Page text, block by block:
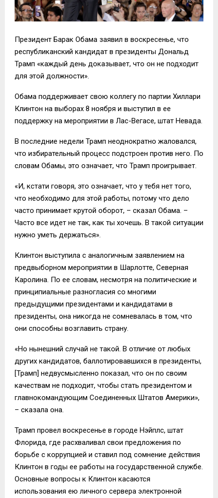
Президент Барак Обама заявил в воскресенье, что
республиканский кандидат в президенты Дональд
Трамп «каждый день доказывает, что он не подходит
для этой должности».
Обама поддерживает свою коллегу по партии Хиллари
Клинтон на выборах 8 ноября и выступил в ее
поддержку на мероприятии в Лас-Вегасе, штат Невада.
В последние недели Трамп неоднократно жаловался,
что избирательный процесс подстроен против него. По
словам Обамы, это означает, что Трамп проигрывает.
«И, кстати говоря, это означает, что у тебя нет того,
что необходимо для этой работы, потому что дело
часто принимает крутой оборот, – сказал Обама. –
Часто все идет не так, как ты хочешь. В такой ситуации
нужно уметь держаться».
Клинтон выступила с аналогичным заявлением на
предвыборном мероприятии в Шарлотте, Северная
Каролина. По ее словам, несмотря на политические и
принципиальные разногласия со многими
предыдущими президентами и кандидатами в
президенты, она никогда не сомневалась в том, что
они способны возглавить страну.
«Но нынешний случай не такой. В отличие от любых
других кандидатов, баллотировавшихся в президенты,
[Трамп] недвусмысленно показал, что он по своим
качествам не подходит, чтобы стать президентом и
главнокомандующим Соединенных Штатов Америки»,
– сказала она.
Трамп провел воскресенье в городе Нэйплс, штат
Флорида, где расхваливал свои предложения по
борьбе с коррупцией и ставил под сомнение действия
Клинтон в годы ее работы на государственной службе.
Основные вопросы к Клинтон касаются
использования ею личного сервера электронной